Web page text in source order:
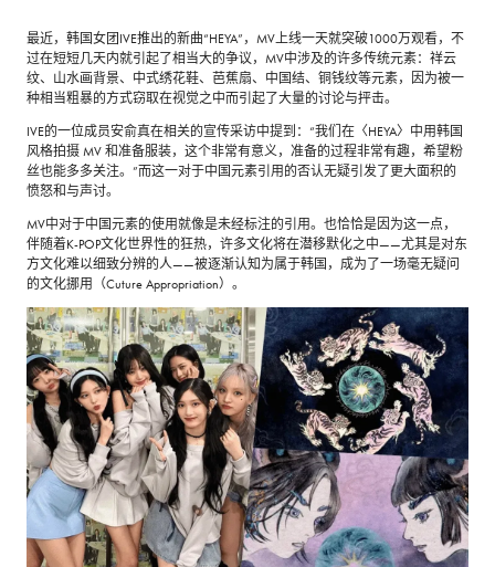
最近，韩国女团IVE推出的新曲“HEYA”，MV上线一天就突破1000万观看，不
过在短短几天内就引起了相当大的争议，MV中涉及的许多传统元素：祥云
纹、山水画背景、中式绣花鞋、芭蕉扇、中国结、铜钱纹等元素，因为被一
种相当粗暴的方式窃取在视觉之中而引起了大量的讨论与抨击。
IVE的一位成员安俞真在相关的宣传采访中提到：“我们在〈HEYA〉中用韩国
风格拍摄 MV 和准备服装，这个非常有意义，准备的过程非常有趣，希望粉
丝也能多多关注。”而这一对于中国元素引用的否认无疑引发了更大面积的
愤怒和与声讨。
MV中对于中国元素的使用就像是未经标注的引用。也恰恰是因为这一点，
伴随着K-POP文化世界性的狂热，许多文化将在潜移默化之中——尤其是对东
方文化难以细致分辨的人——被逐渐认知为属于韩国，成为了一场毫无疑问
的文化挪用（Cuture Appropriation）。